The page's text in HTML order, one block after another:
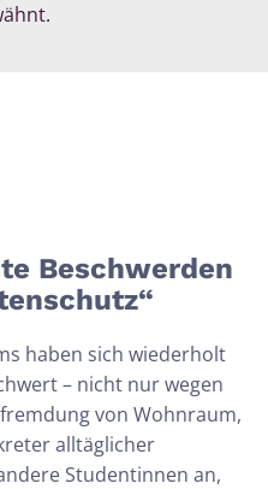
Beschwerden
haben sich wiederholt
– nicht nur wegen
von Wohnraum,
alltäglicher
Studentinnen an,